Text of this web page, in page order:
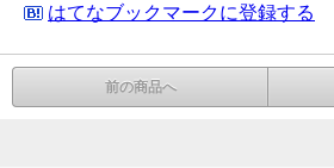
はてなブックマークに登録する
前の商品へ